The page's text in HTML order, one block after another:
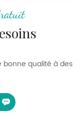
bonne qualité à des